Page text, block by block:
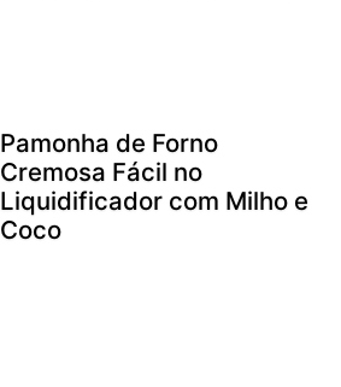
Pamonha de Forno
Cremosa Fácil no
Liquidificador com Milho e
Coco